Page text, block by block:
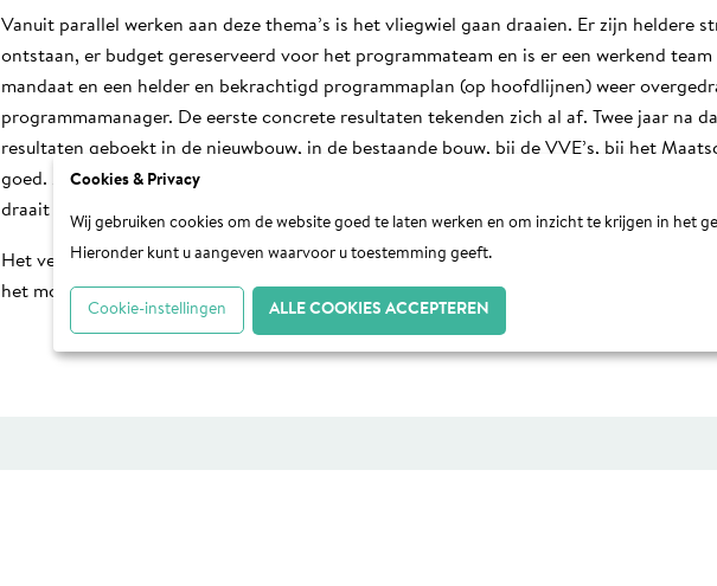
Vanuit parallel werken aan deze thema’s is het vliegwiel gaan draaien. Er zijn heldere
ontstaan, er budget gereserveerd voor het programmateam en is er een werkend
mandaat en een helder en bekrachtigd programmaplan (op hoofdlijnen) weer
programmamanager. De eerste concrete resultaten tekenden zich al af. Twee jaar na
resultaten geboekt in de nieuwbouw, in de bestaande bouw, bij de VVE’s, bij het
goed. Maar vooral in het eigen gedrag en in de eigen organisatie, is er trots ontstaan
draait het vliegwiel nog door.
Het veelkoppig monster is getemd, niet door kop voor kop aan te pakken (die groeien
het monster in zijn geheel te blijven beschouwen en vervolgens in het hart te raken.
Cookies & Privacy
Wij gebruiken cookies om de website goed te laten werken en om inzicht te krijgen in het
Hieronder kunt u aangeven waarvoor u toestemming geeft.
Cookie-instellingen ALLE COOKIES ACCEPTEREN